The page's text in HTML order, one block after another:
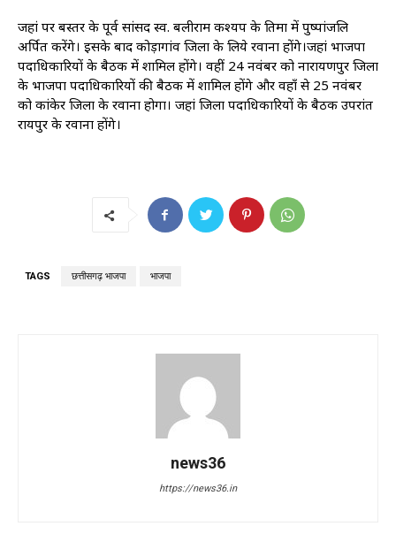
जहां पर बस्तर के पूर्व सांसद स्व. बलीराम कश्यप के प्रतिमा में पुष्पांजलि
अर्पित करेंगे। इसके बाद कोड़ागांव जिला के लिये रवाना होंगे।जहां भाजपा
पदाधिकारियों के बैठक में शामिल होंगे। वहीं 24 नवंबर को नारायणपुर जिला
के भाजपा पदाधिकारियों की बैठक में शामिल होंगे और वहाँ से 25 नवंबर
को कांकेर जिला के रवाना होगा। जहां जिला पदाधिकारियों के बैठक उपरांत
रायपुर के रवाना होंगे।
TAGS छत्तीसगढ़ भाजपा भाजपा
news36
https://news36.in